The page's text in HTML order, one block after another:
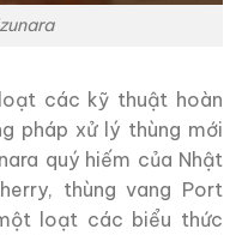
các kỹ thuật hoàn
pháp xử lý thùng mới
quý hiếm của Nhật
thùng vang Port
loạt các biểu thức